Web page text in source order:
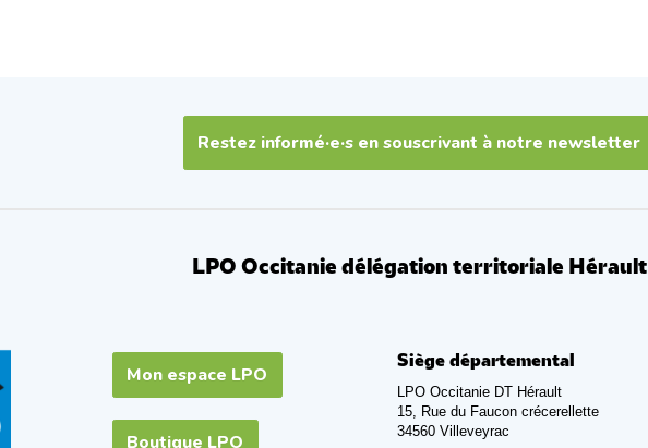
Restez informé·e·s en souscrivant à notre newsletter
LPO Occitanie délégation territoriale Hérault
Mon espace LPO
Boutique LPO
Siège départemental
LPO Occitanie DT Hérault
15, Rue du Faucon crécerellette
34560 Villeveyrac